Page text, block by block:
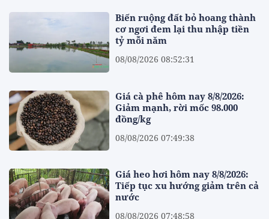
Biến ruộng đất bỏ hoang thành
cơ ngơi đem lại thu nhập tiền
tỷ mỗi năm
08/08/2026 08:52:31
Giá cà phê hôm nay 8/8/2026:
Giảm mạnh, rời mốc 98.000
đồng/kg
08/08/2026 07:49:38
Giá heo hơi hôm nay 8/8/2026:
Tiếp tục xu hướng giảm trên cả
nước
08/08/2026 07:48:58